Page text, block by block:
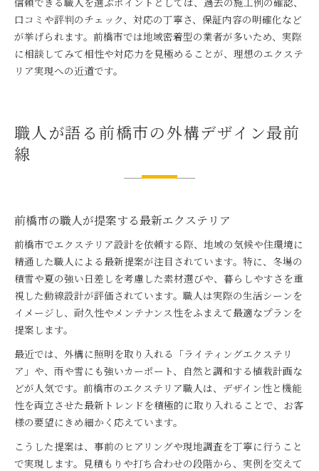
口コミや評判のチェック、対応の丁寧さ、保証内容の明確化など
が挙げられます。前橋市では地域密着型の業者が多いため、実際
に相談してみて相性や対応力を見極めることが、理想のエクステ
リア実現への近道です。
職人が語る前橋市の外構デザイン最前
線
前橋市の職人が提案する最新エクステリア
前橋市でエクステリア設計を依頼する際、地域の気候や住環境に
精通した職人による最新提案が注目されています。特に、冬場の
積雪や夏の強い日差しを考慮した素材選びや、暮らしやすさを重
視した動線設計が評価されています。職人は実際の生活シーンを
イメージし、耐久性やメンテナンス性をふまえて最適なプランを
提案します。
最近では、外構に照明を取り入れる「ライティングエクステリ
ア」や、雨や雪にも強いカーポート、自然と調和する植栽計画な
どが人気です。前橋市のエクステリア職人は、デザイン性と機能
性を両立させた最新トレンドを積極的に取り入れることで、お客
様の要望にきめ細かく応えています。
こうした提案は、事前のヒアリングや現地調査を丁寧に行うこと
で実現します。見積もりや打ち合わせの段階から、実例を交えて